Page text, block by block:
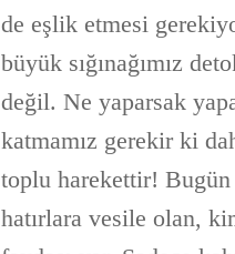
de eşlik etmesi
büyük sığınağımız
değil. Ne yaparsak
katmamız gerekir ki
toplu harekettir!
hatırlara vesile olan,